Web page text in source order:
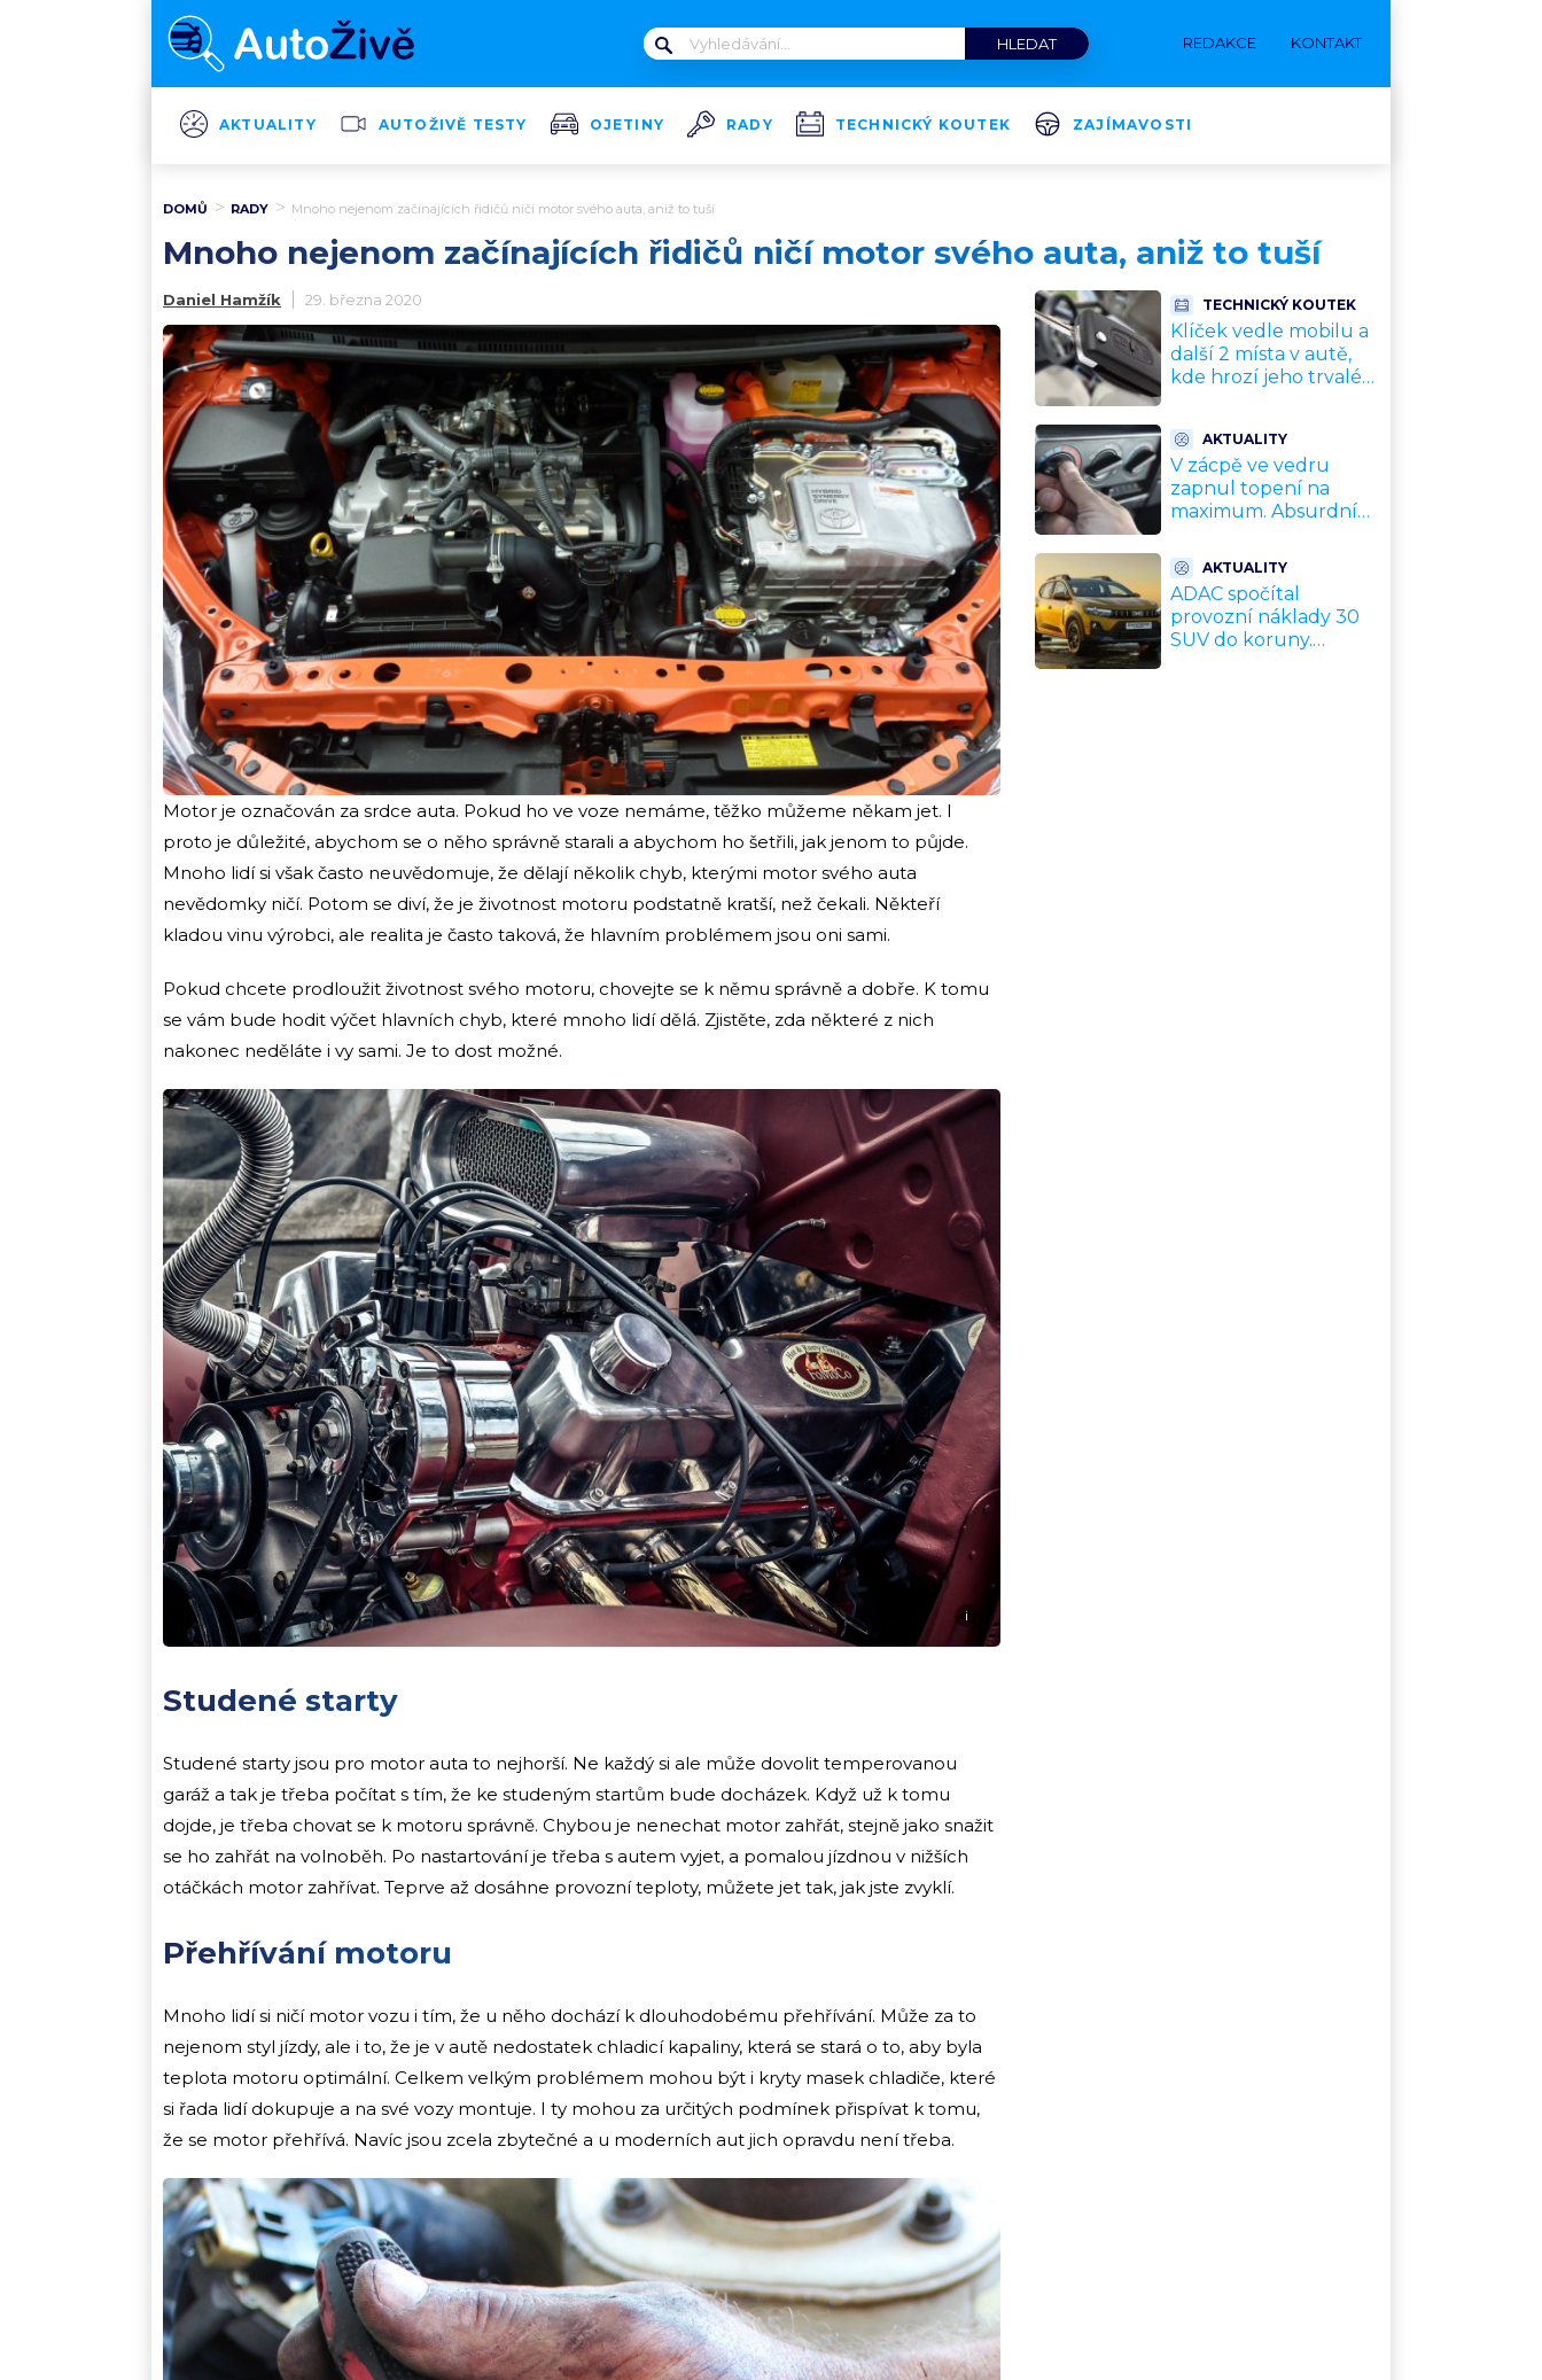
REDAKCE KONTAKT
AKTUALITY AUTOŽIVĚ TESTY OJETINY RADY TECHNICKÝ KOUTEK ZAJÍMAVOSTI
DOMŮ RADY Mnoho nejenom začínajících řidičů ničí motor svého auta, aniž to tuší
Mnoho nejenom začínajících řidičů ničí motor svého auta, aniž to tuší
Daniel Hamžík 29. března 2020
Motor je označován za srdce auta. Pokud ho ve voze nemáme, těžko můžeme někam jet. I
proto je důležité, abychom se o něho správně starali a abychom ho šetřili, jak jenom to půjde.
Mnoho lidí si však často neuvědomuje, že dělají několik chyb, kterými motor svého auta
nevědomky ničí. Potom se diví, že je životnost motoru podstatně kratší, než čekali. Někteří
kladou vinu výrobci, ale realita je často taková, že hlavním problémem jsou oni sami.
Pokud chcete prodloužit životnost svého motoru, chovejte se k němu správně a dobře. K tomu
se vám bude hodit výčet hlavních chyb, které mnoho lidí dělá. Zjistěte, zda některé z nich
nakonec neděláte i vy sami. Je to dost možné.
i
Studené starty
Studené starty jsou pro motor auta to nejhorší. Ne každý si ale může dovolit temperovanou
garáž a tak je třeba počítat s tím, že ke studeným startům bude docházek. Když už k tomu
dojde, je třeba chovat se k motoru správně. Chybou je nenechat motor zahřát, stejně jako snažit
se ho zahřát na volnoběh. Po nastartování je třeba s autem vyjet, a pomalou jízdnou v nižších
otáčkách motor zahřívat. Teprve až dosáhne provozní teploty, můžete jet tak, jak jste zvyklí.
Přehřívání motoru
Mnoho lidí si ničí motor vozu i tím, že u něho dochází k dlouhodobému přehřívání. Může za to
nejenom styl jízdy, ale i to, že je v autě nedostatek chladicí kapaliny, která se stará o to, aby byla
teplota motoru optimální. Celkem velkým problémem mohou být i kryty masek chladiče, které
si řada lidí dokupuje a na své vozy montuje. I ty mohou za určitých podmínek přispívat k tomu,
že se motor přehřívá. Navíc jsou zcela zbytečné a u moderních aut jich opravdu není třeba.
TECHNICKÝ KOUTEK
Klíček vedle mobilu a
další 2 místa v autě,
kde hrozí jeho trvalé
AKTUALITY
V zácpě ve vedru
zapnul topení na
maximum. Absurdní
před opravou za
desítky tisíc
AKTUALITY
ADAC spočítal
provozní náklady 30
SUV do koruny.